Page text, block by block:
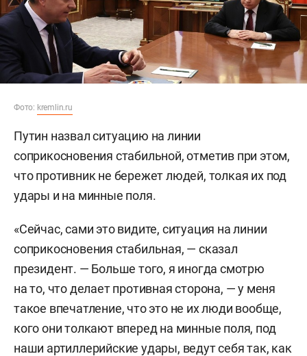
Фото: kremlin.ru
Путин назвал ситуацию на линии
соприкосновения стабильной, отметив при этом,
что противник не бережет людей, толкая их под
удары и на минные поля.
«Сейчас, сами это видите, ситуация на линии
соприкосновения стабильная, — сказал
президент. — Больше того, я иногда смотрю
на то, что делает противная сторона, — у меня
такое впечатление, что это не их люди вообще,
кого они толкают вперед на минные поля, под
наши артиллерийские удары, ведут себя так, как